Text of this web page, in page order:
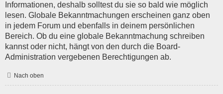
Informationen, deshalb solltest du sie so bald wie möglich
lesen. Globale Bekanntmachungen erscheinen ganz oben
in jedem Forum und ebenfalls in deinem persönlichen
Bereich. Ob du eine globale Bekanntmachung schreiben
kannst oder nicht, hängt von den durch die Board-
Administration vergebenen Berechtigungen ab.
Nach oben